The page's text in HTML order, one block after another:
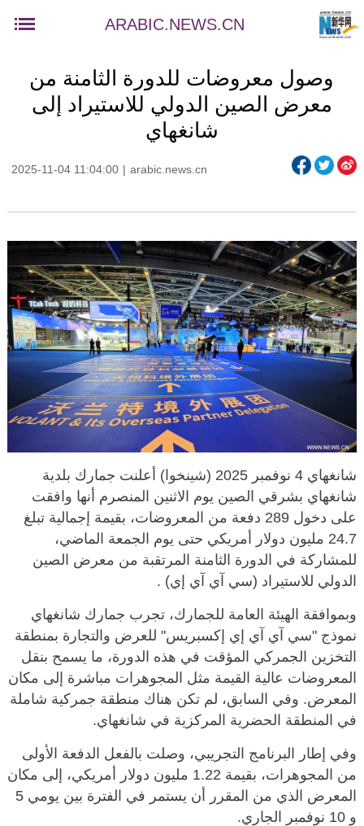
ARABIC.NEWS.CN
وصول معروضات للدورة الثامنة من
معرض الصين الدولي للاستيراد إلى
شانغهاي
2025-11-04 11:04:00 | arabic.news.cn
شانغهاي 4 نوفمبر 2025 (شينخوا) أعلنت جمارك بلدية
شانغهاي بشرقي الصين يوم الاثنين المنصرم أنها وافقت
على دخول 289 دفعة من المعروضات، بقيمة إجمالية تبلغ
24.7 مليون دولار أمريكي حتى يوم الجمعة الماضي،
للمشاركة في الدورة الثامنة المرتقبة من معرض الصين
الدولي للاستيراد (سي آي آي إي) .
وبموافقة الهيئة العامة للجمارك، تجرب جمارك شانغهاي
نموذج "سي آي آي إي إكسبريس" للعرض والتجارة بمنطقة
التخزين الجمركي المؤقت في هذه الدورة، ما يسمح بنقل
المعروضات عالية القيمة مثل المجوهرات مباشرة إلى مكان
المعرض. وفي السابق، لم تكن هناك منطقة جمركية شاملة
في المنطقة الحضرية المركزية في شانغهاي.
وفي إطار البرنامج التجريبي، وصلت بالفعل الدفعة الأولى
من المجوهرات، بقيمة 1.22 مليون دولار أمريكي، إلى مكان
المعرض الذي من المقرر أن يستمر في الفترة بين يومي 5
و 10 نوفمبر الجاري.